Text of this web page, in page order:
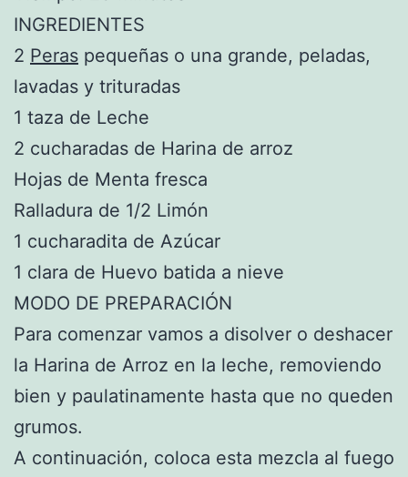
INGREDIENTES
2 Peras pequeñas o una grande, peladas,
lavadas y trituradas
1 taza de Leche
2 cucharadas de Harina de arroz
Hojas de Menta fresca
Ralladura de 1/2 Limón
1 cucharadita de Azúcar
1 clara de Huevo batida a nieve
MODO DE PREPARACIÓN
Para comenzar vamos a disolver o deshacer
la Harina de Arroz en la leche, removiendo
bien y paulatinamente hasta que no queden
grumos.
A continuación, coloca esta mezcla al fuego